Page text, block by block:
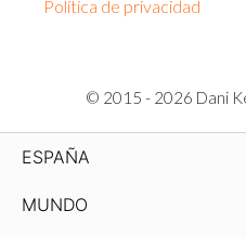
Política de privacidad
© 2015 - 2026 Dani
ESPAÑA
MUNDO